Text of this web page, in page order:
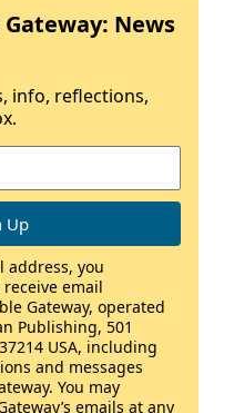
News
info, reflections,
address, you
email
Gateway, operated
Publishing, 501
USA, including
and messages
You may
emails at any